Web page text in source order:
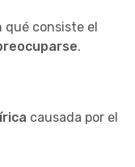
qué consiste el
.
causada por el